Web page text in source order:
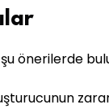
önerilerde